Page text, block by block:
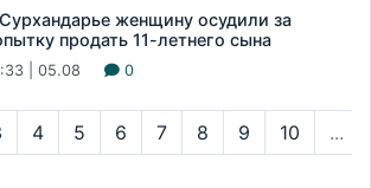
женщину осудили за
продать 11-летнего сына
| 05.08 0
4 5 6 7 8 9 10 ...